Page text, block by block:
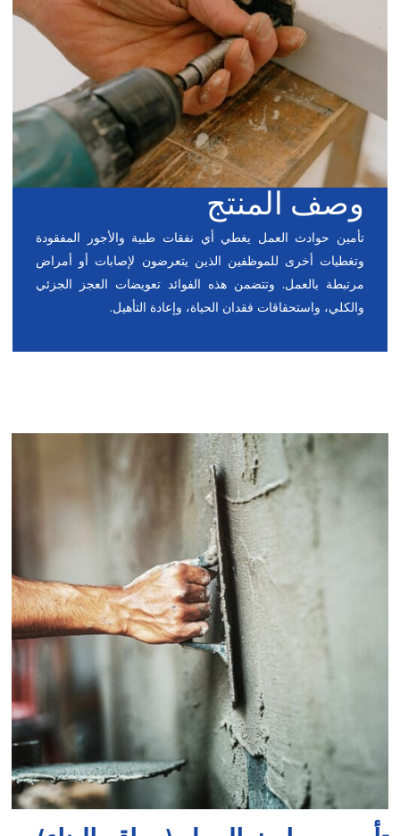
وصف المنتج
تأمين حوادث العمل يغطي أي نفقات طبية والأجور المفقودة
وتغطيات أخرى للموظفين الذين يتعرضون لإصابات أو أمراض
مرتبطة بالعمل. وتتضمن هذه الفوائد تعويضات العجز الجزئي
والكلي، واستحقاقات فقدان الحياة، وإعادة التأهيل.